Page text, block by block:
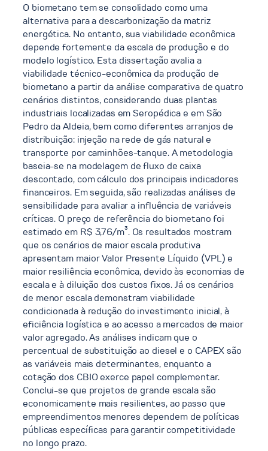
O biometano tem se consolidado como uma
alternativa para a descarbonização da matriz
energética. No entanto, sua viabilidade econômica
depende fortemente da escala de produção e do
modelo logístico. Esta dissertação avalia a
viabilidade técnico-econômica da produção de
biometano a partir da análise comparativa de quatro
cenários distintos, considerando duas plantas
industriais localizadas em Seropédica e em São
Pedro da Aldeia, bem como diferentes arranjos de
distribuição: injeção na rede de gás natural e
transporte por caminhões-tanque. A metodologia
baseia-se na modelagem de fluxo de caixa
descontado, com cálculo dos principais indicadores
financeiros. Em seguida, são realizadas análises de
sensibilidade para avaliar a influência de variáveis
críticas. O preço de referência do biometano foi
estimado em R$ 3,76/m³. Os resultados mostram
que os cenários de maior escala produtiva
apresentam maior Valor Presente Líquido (VPL) e
maior resiliência econômica, devido às economias de
escala e à diluição dos custos fixos. Já os cenários
de menor escala demonstram viabilidade
condicionada à redução do investimento inicial, à
eficiência logística e ao acesso a mercados de maior
valor agregado. As análises indicam que o
percentual de substituição ao diesel e o CAPEX são
as variáveis mais determinantes, enquanto a
cotação dos CBIO exerce papel complementar.
Conclui-se que projetos de grande escala são
economicamente mais resilientes, ao passo que
empreendimentos menores dependem de políticas
públicas específicas para garantir competitividade
no longo prazo.